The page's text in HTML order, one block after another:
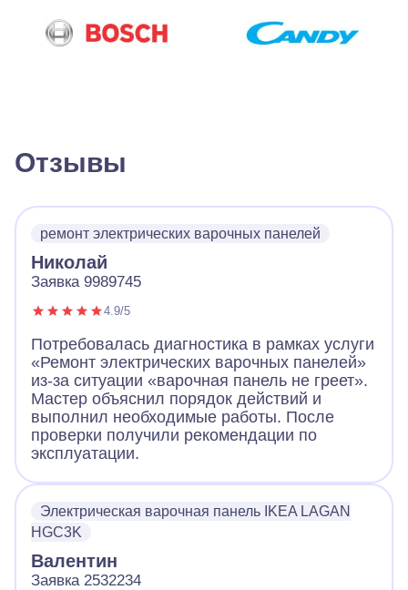
Отзывы
ремонт электрических варочных панелей
Николай
Заявка 9989745
4.9/5
Потребовалась диагностика в рамках услуги
«Ремонт электрических варочных панелей»
из-за ситуации «варочная панель не греет».
Мастер объяснил порядок действий и
выполнил необходимые работы. После
проверки получили рекомендации по
эксплуатации.
Электрическая варочная панель IKEA LAGAN
HGC3K
Валентин
Заявка 2532234